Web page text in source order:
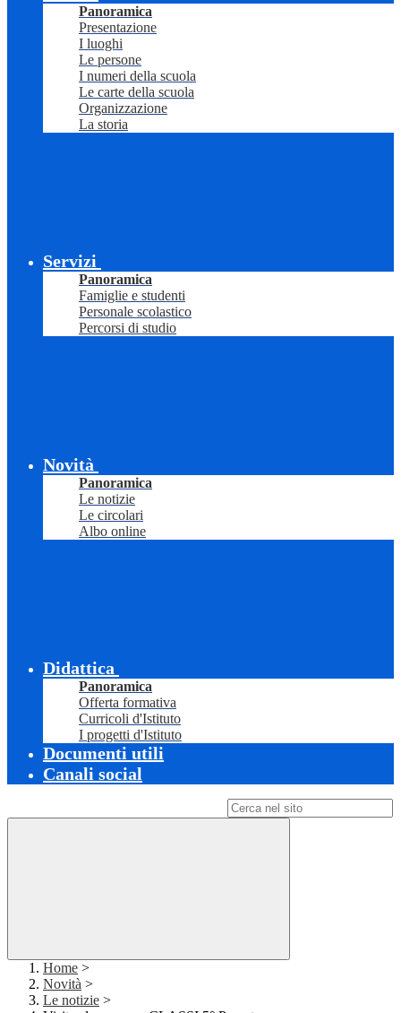
Panoramica
Presentazione
I luoghi
Le persone
I numeri della scuola
Le carte della scuola
Organizzazione
La storia
Servizi
Panoramica
Famiglie e studenti
Personale scolastico
Percorsi di studio
Novità
Panoramica
Le notizie
Le circolari
Albo online
Didattica
Panoramica
Offerta formativa
Curricoli d'Istituto
I progetti d'Istituto
Documenti utili
Canali social
Home >
Novità >
Le notizie >